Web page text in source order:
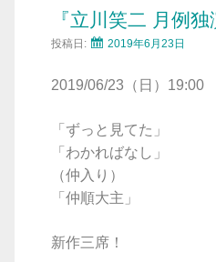
『立川笑二 月例
投稿日: 2019年6月23日
2019/06/23（日）19:00
「ずっと見てた」
「わかればなし」
（仲入り）
「仲順大主」
新作三席！